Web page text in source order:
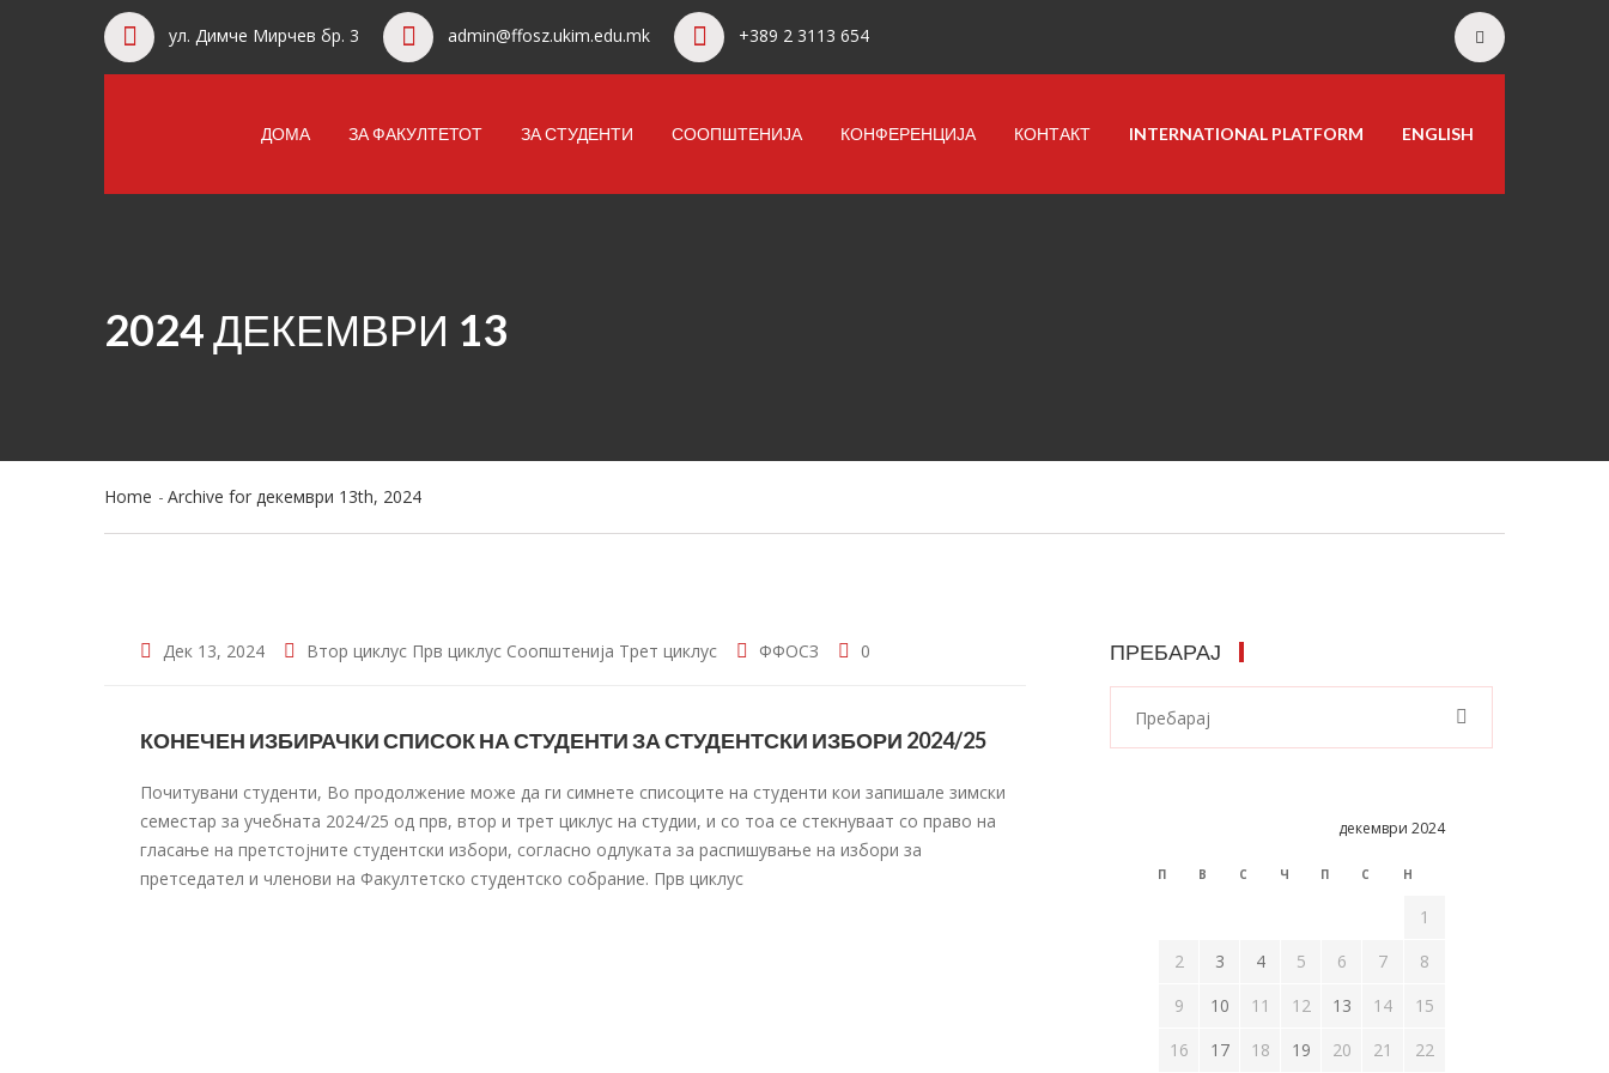
ул. Димче Мирчев бр. 3 admin@ffosz.ukim.edu.mk +389 2 3113 654
ДОМА ЗА ФАКУЛТЕТОТ ЗА СТУДЕНТИ СООПШТЕНИЈА КОНФЕРЕНЦИЈА КОНТАКТ INTERNATIONAL PLATFORM ENGLISH
2024 ДЕКЕМВРИ 13
Home Archive for декември 13th, 2024
Дек 13, 2024 Втор циклус Прв циклус Соопштенија Трет циклус ФФОСЗ 0
КОНЕЧЕН ИЗБИРАЧКИ СПИСОК НА СТУДЕНТИ ЗА СТУДЕНТСКИ ИЗБОРИ 2024/25
Почитувани студенти, Во продолжение може да ги симнете списоците на студенти кои запишале зимски
семестар за учебната 2024/25 од прв, втор и трет циклус на студии, и со тоа се стекнуваат со право на
гласање на претстојните студентски избори, согласно одлуката за распишување на избори за
претседател и членови на Факултетско студентско собрание. Прв циклус
ПРЕБАРАЈ
декември 2024
П В С Ч П С Н
1
2
3 4 5 6 7
8
9
10 11 12 13 14
15
16
17 18 19 20 21
22